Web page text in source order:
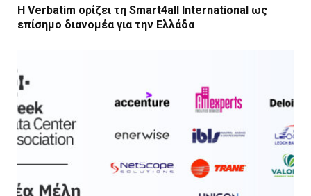
Η Verbatim ορίζει τη Smart4all International ως
επίσημο διανομέα για την Ελλάδα